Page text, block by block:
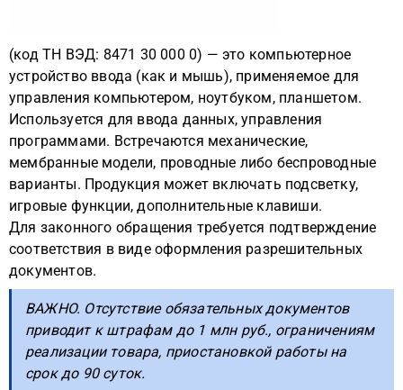
(код ТН ВЭД: 8471 30 000 0) — это компьютерное
устройство ввода (как и мышь), применяемое для
управления компьютером, ноутбуком, планшетом.
Используется для ввода данных, управления
программами. Встречаются механические,
мембранные модели, проводные либо беспроводные
варианты. Продукция может включать подсветку,
игровые функции, дополнительные клавиши.
Для законного обращения требуется подтверждение
соответствия в виде оформления разрешительных
документов.
ВАЖНО. Отсутствие обязательных документов
приводит к штрафам до 1 млн руб., ограничениям
реализации товара, приостановкой работы на
срок до 90 суток.